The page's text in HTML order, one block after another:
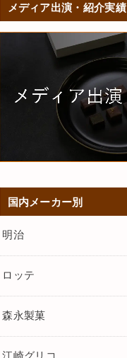
メディア出演・紹介実績
国内メーカー別
明治
ロッテ
森永製菓